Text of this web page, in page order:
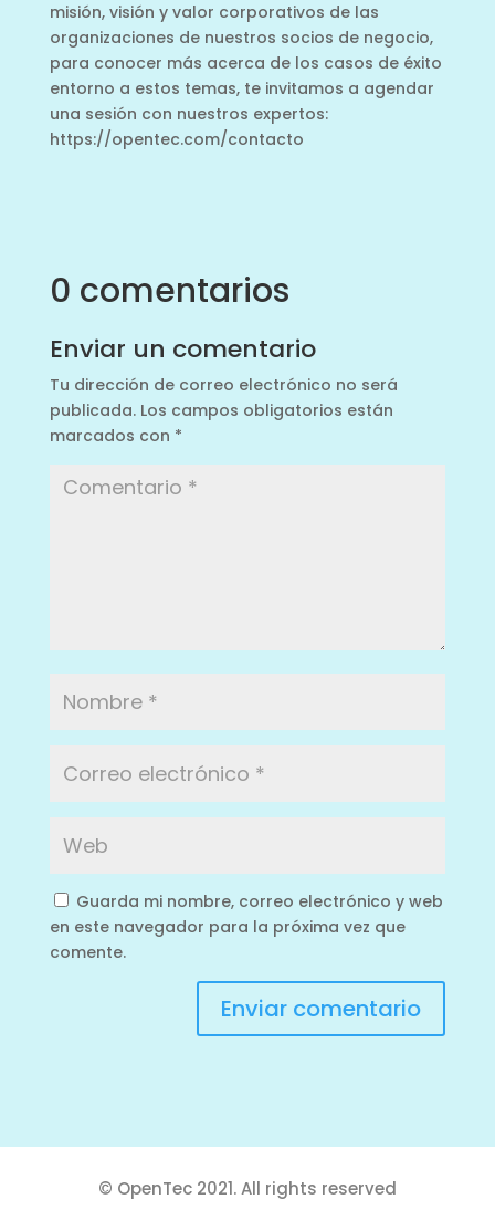
misión, visión y valor corporativos de las
organizaciones de nuestros socios de negocio,
para conocer más acerca de los casos de éxito
entorno a estos temas, te invitamos a agendar
una sesión con nuestros expertos:
https://opentec.com/contacto
0 comentarios
Enviar un comentario
Tu dirección de correo electrónico no será
publicada. Los campos obligatorios están
marcados con *
Guarda mi nombre, correo electrónico y web
en este navegador para la próxima vez que
comente.
Enviar comentario
© OpenTec 2021. All rights reserved